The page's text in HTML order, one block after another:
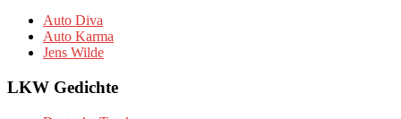
Auto Diva
Auto Karma
Jens Wilde
LKW Gedichte